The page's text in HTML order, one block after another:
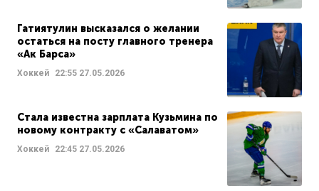
Гатиятулин высказался о желании
остаться на посту главного тренера
«Ак Барса»
Хоккей 22:55 27.05.2026
Стала известна зарплата Кузьмина по
новому контракту с «Салаватом»
Хоккей 22:45 27.05.2026